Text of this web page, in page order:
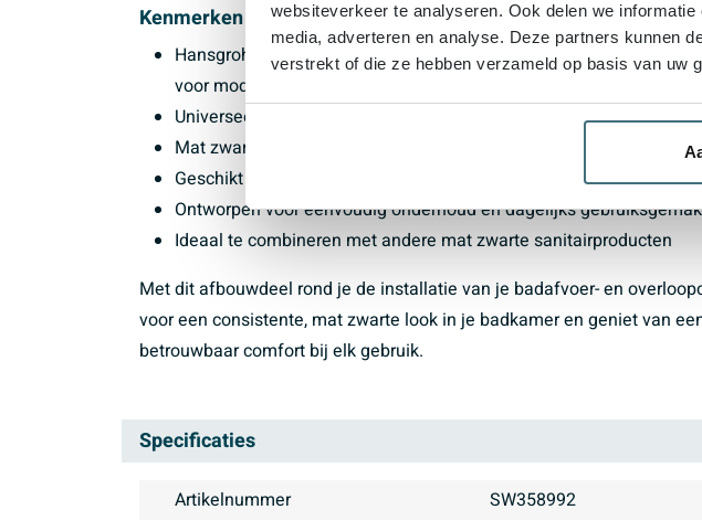
websiteverkeer te analyseren. Ook delen we
media, adverteren en analyse. Deze partners kunnen
verstrekt of die ze hebben verzameld op basis van uw
Kenmerken
Hansgrohe Universeel Flexaplus afbouwdeel v. badafvoer- en
voor moderne badkamers
Universeel toepasbaar afbouwdeel voor diverse baden en
Mat zwarte afwerking voor een strakke, eigentijdse uitstraling
Geschikt als zichtbare afwerking van badafvoer en overloop
Ontworpen voor eenvoudig onderhoud en dagelijks gebruiksgemak
Ideaal te combineren met andere mat zwarte sanitairproducten
Met dit afbouwdeel rond je de installatie van je badafvoer- en
voor een consistente, mat zwarte look in je badkamer en geniet van
betrouwbaar comfort bij elk gebruik.
Specificaties
Artikelnummer
SW358992